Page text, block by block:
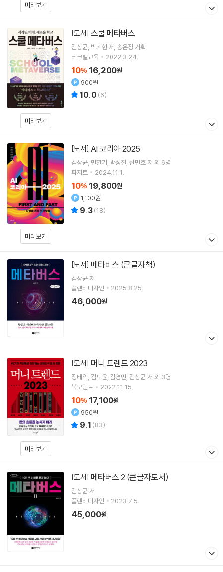
미리보기
미리보기
[도서] 스쿨 메타버스
김상균 박기현 저 송은정 기획
테크빌교육
2022.3.24.
10% 16,200원
900원
10.0 (6)
미리보기
[도서] AI 코리아 2025
김상균 민환기 박성진 신민호저 외 6명
파지트
2024.11.1.
10% 19,800원
1,100원
9.3(18)
[도서] 메타버스 (큰글자책)
김상균저
플랜비디자인
2025.8.25.
46,000원
미리보기
[도서] 머니 트렌드 2023
정태익 김도윤 김경민 김상균저 외 3명
북모먼트
2022.11.15.
10% 17,100원
950원
9.1 (83)
[도서] 메타버스 2 (큰글자도서)
김상균저
플랜비디자인
2023.7.5.
45,000원